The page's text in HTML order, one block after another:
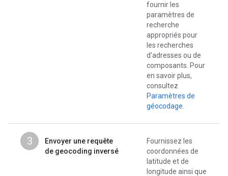
fournir les
paramètres de
recherche
appropriés pour
les recherches
d'adresses ou de
composants. Pour
en savoir plus,
consultez
Paramètres de
géocodage
3
Envoyer une requête
de geocoding inversé
Fournissez les
coordonnées de
latitude et de
longitude ainsi que